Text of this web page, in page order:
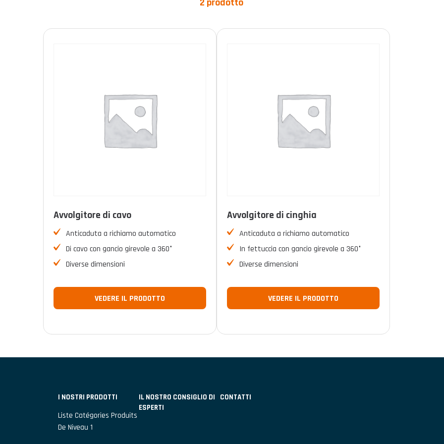
Prodotto Durée de vie
10 anni(2)
Avvolgitore di cavo
Anticaduta a richiamo automatico
Di cavo con gancio girevole a 360°
Diverse dimensioni
VEDERE IL PRODOTTO
Avvolgitore di cinghia
Anticaduta a richiamo automatico
In fettuccia con gancio girevole a 360°
Diverse dimensioni
VEDERE IL PRODOTTO
I NOSTRI PRODOTTI
Liste Catégories Produits
De Niveau 1
IL NOSTRO CONSIGLIO DI
ESPERTI
CONTATTI